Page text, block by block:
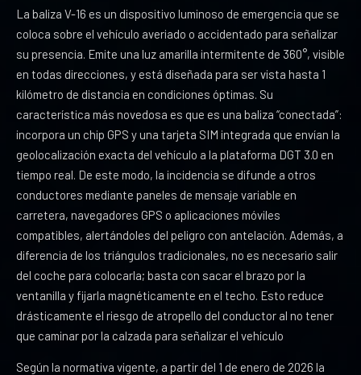
La baliza V-16 es un dispositivo luminoso de emergencia que se
coloca sobre el vehículo averiado o accidentado para señalizar
su presencia. Emite una luz amarilla intermitente de 360°, visible
en todas direcciones, y está diseñada para ser vista hasta 1
kilómetro de distancia en condiciones óptimas. Su
característica más novedosa es que es una baliza “conectada”:
incorpora un chip GPS y una tarjeta SIM integrada que envían la
geolocalización exacta del vehículo a la plataforma DGT 3.0 en
tiempo real. De este modo, la incidencia se difunde a otros
conductores mediante paneles de mensaje variable en
carretera, navegadores GPS o aplicaciones móviles
compatibles, alertándoles del peligro con antelación. Además, a
diferencia de los triángulos tradicionales, no es necesario salir
del coche para colocarla; basta con sacar el brazo por la
ventanilla y fijarla magnéticamente en el techo. Esto reduce
drásticamente el riesgo de atropello del conductor al no tener
que caminar por la calzada para señalizar el vehículo
Según la normativa vigente, a partir del 1 de enero de 2026 la